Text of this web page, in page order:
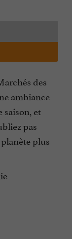
des
ambiance
saison, et
pas
plus